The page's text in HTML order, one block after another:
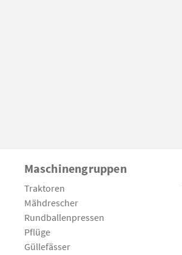
Maschinengruppen
Traktoren
Mähdrescher
Rundballenpressen
Pflüge
Güllefässer